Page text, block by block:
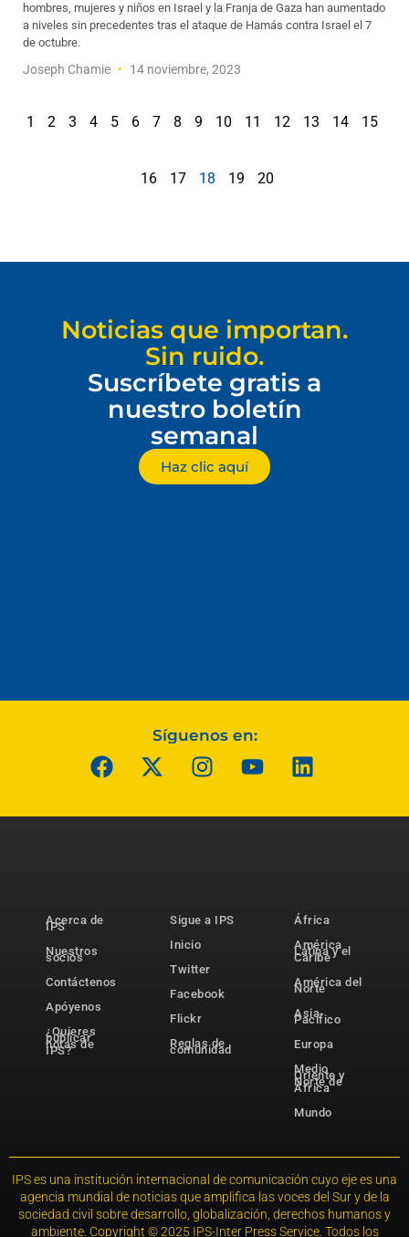
hombres, mujeres y niños en Israel y la Franja de Gaza han aumentado
a niveles sin precedentes tras el ataque de Hamás contra Israel el 7
de octubre.
Joseph Chamie 14 noviembre, 2023
1 2 3 4 5 6 7 8 9 10 11 12 13 14 15
16 17 18 19 20
Noticias que importan.
Sin ruido.
Suscríbete gratis a
nuestro boletín
semanal
Haz clic aquí
Síguenos en:
Acerca de
IPS
Nuestros
socios
Contáctenos
Apóyenos
¿Quieres
publicar
notas de
IPS?
Sigue a IPS
Inicio
Twitter
Facebook
Flickr
Reglas de
comunidad
África
América
Latina y el
Caribe
América del
Norte
Asia-
Pacífico
Europa
Medio
Oriente y
Norte de
África
Mundo
IPS es una institución internacional de comunicación cuyo eje es una
agencia mundial de noticias que amplifica las voces del Sur y de la
sociedad civil sobre desarrollo, globalización, derechos humanos y
ambiente. Copyright © 2025 IPS-Inter Press Service. Todos los